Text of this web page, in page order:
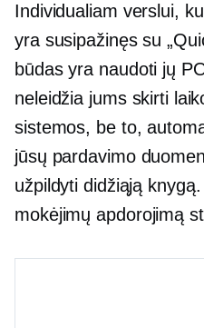
Individualiam verslui,
yra susipažinęs su
būdas yra naudoti jų
neleidžia jums skirti
sistemos, be to,
jūsų pardavimo
užpildyti didžiąją
mokėjimų apdorojimą